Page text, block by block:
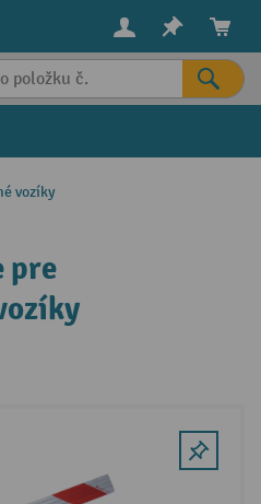
vozíky
pre